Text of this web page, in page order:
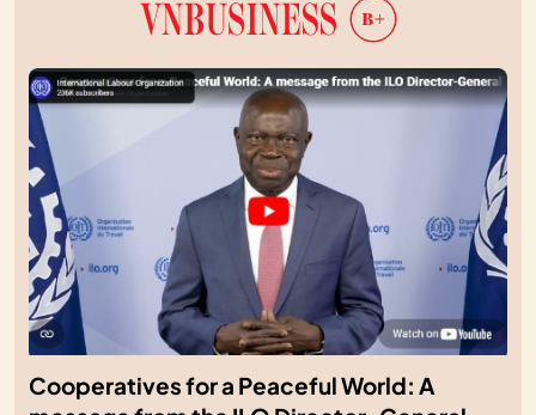
Cooperatives for a Peaceful World: A